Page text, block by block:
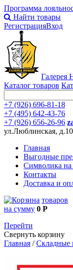
Программа
Найти товары
РегистрацияВход
Галерея
Каталог товаров
+7 (926) 696-81-18
+7 (495) 642-43-76
+7 (926) 656-26-96
ул.Люблинская,
Главная
Выгодные
Символика на
Контакты
Доставка и
товаров
на сумму 0 Р
Перейти
Свернуть корзину
Главная /Складные